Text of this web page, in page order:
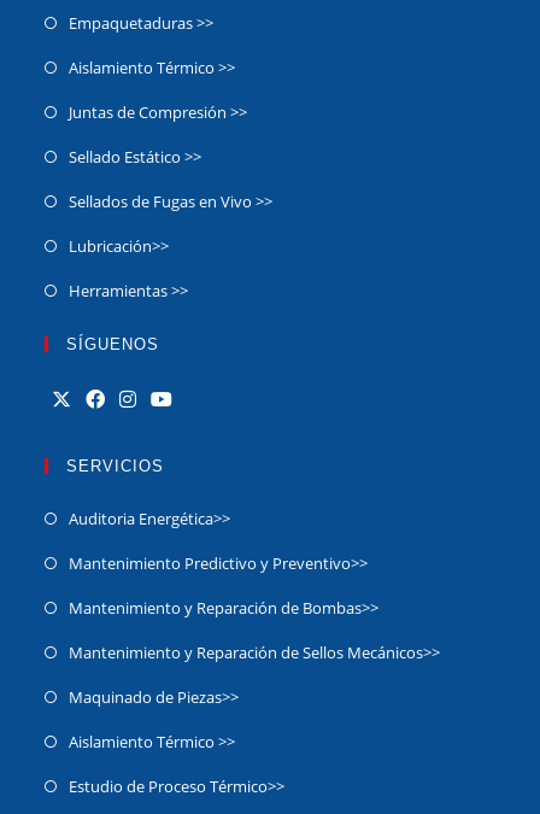
Empaquetaduras >>
Aislamiento Térmico >>
Juntas de Compresión >>
Sellado Estático >>
Sellados de Fugas en Vivo >>
Lubricación>>
Herramientas >>
SÍGUENOS
SERVICIOS
Auditoria Energética>>
Mantenimiento Predictivo y Preventivo>>
Mantenimiento y Reparación de Bombas>>
Mantenimiento y Reparación de Sellos Mecánicos>>
Maquinado de Piezas>>
Aislamiento Térmico >>
Estudio de Proceso Térmico>>